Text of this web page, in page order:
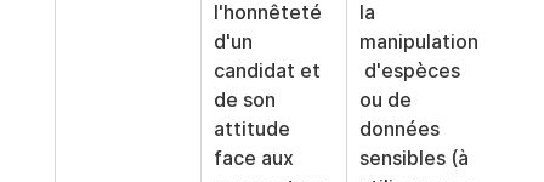
l'honnêteté
d'un
candidat et
de son
attitude
face aux
la
manipulation
d'espèces
ou de
données
sensibles (à